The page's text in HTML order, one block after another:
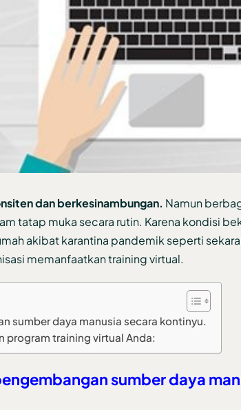
dan berkesinambungan. Namun
tatap muka secara rutin. Karena kondisi
akibat karantina pandemik seperti
memanfaatkan training virtual.
sumber daya manusia secara kontinyu.
program training virtual Anda:
sumber daya